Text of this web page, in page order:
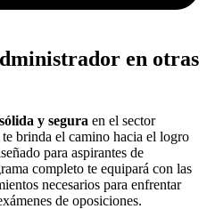
en otras
y segura en el sector
brinda el camino hacia el logro
para aspirantes de
completo te equipará con las
necesarios para enfrentar
de oposiciones.